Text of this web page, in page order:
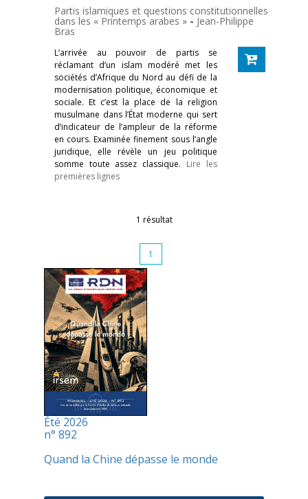
Partis islamiques et questions constitutionnelles
dans les « Printemps arabes » - Jean-Philippe
Bras
L’arrivée au pouvoir de partis se
réclamant d’un islam modéré met les
sociétés d’Afrique du Nord au défi de la
modernisation politique, économique et
sociale. Et c’est la place de la religion
musulmane dans l’État moderne qui sert
d’indicateur de l’ampleur de la réforme
en cours. Examinée finement sous l’angle
juridique, elle révèle un jeu politique
somme toute assez classique. Lire les
premières lignes
1 résultat
1
Été 2026
n° 892
Quand la Chine dépasse le monde